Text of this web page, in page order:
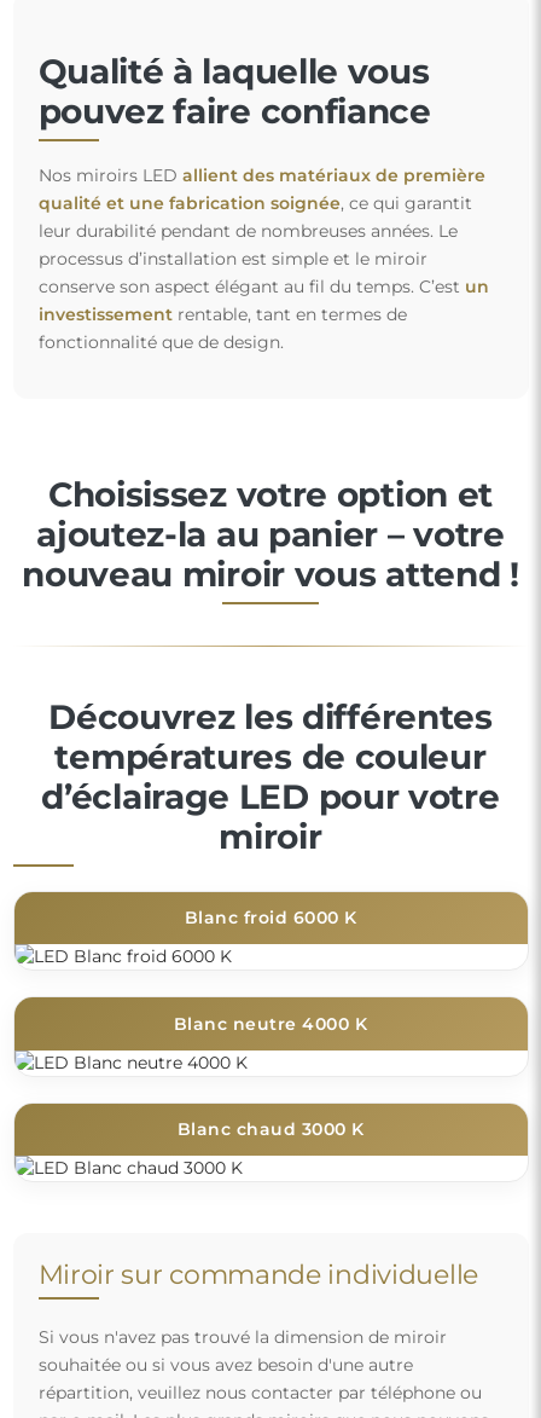
Qualité à laquelle vous
pouvez faire confiance
Nos miroirs LED allient des matériaux de première
qualité et une fabrication soignée, ce qui garantit
leur durabilité pendant de nombreuses années. Le
processus d’installation est simple et le miroir
conserve son aspect élégant au fil du temps. C’est un
investissementrentable, tant en termes de
fonctionnalité que de design.
Choisissez votre option et
ajoutez-la au panier – votre
nouveau miroir vous attend !
Découvrez les différentes
températures de couleur
d’éclairage LED pour votre
miroir
Blanc froid 6000 K
Blanc neutre 4000 K
Blanc chaud 3000 K
Miroir sur commande individuelle
Si vous n'avez pas trouvé la dimension de miroir
souhaitée ou si vous avez besoin d'une autre
répartition, veuillez nous contacter par téléphone ou